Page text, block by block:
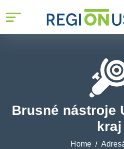
Brusné nástroje
kraj
Home